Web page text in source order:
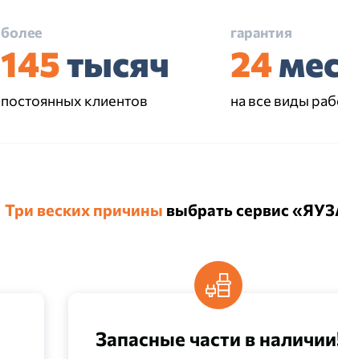
более
145тысяч
постоянных клиентов
гарантия
24
на все виды
Три веских причины выбрать сервис
Запасные части в